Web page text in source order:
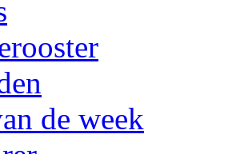
de week